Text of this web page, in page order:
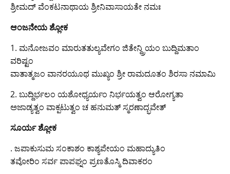
ಶ್ರೀಮದ್ ವೆಂಕಟನಾಥಾಯ ಶ್ರೀನಿವಾಸಾಯತೇ ನಮಃ
ಆಂಜನೇಯ ಶ್ಲೋಕ
1. ಮನೋಜವಂ ಮಾರುತತುಲ್ಯವೇಗಂ ಜಿತೇನ್ದ್ರಿಯಂ ಬುದ್ದಿಮತಾಂ
ವರಿಷ್ಟಂ
ವಾತಾತ್ಮಜಂ ವಾನರಯೂಥ ಮುಖ್ಯಂ ಶ್ರೀ ರಾಮದೂತಂ ಶಿರಸಾ ನಮಾಮಿ
2. ಬುದ್ದಿರ್ಭಲಂ ಯಶೋಧ್ಯರ್ಯಂ ನಿರ್ಭಯತ್ವಂ ಆರೋಗ್ಯತಾ
ಅಜಾಡ್ಯತ್ವಂ ವಾಕ್ಪಟುತ್ವಂ ಚ ಹನುಮತ್ ಸ್ಮರಣಾದ್ಭವೇತ್
ಸೂರ್ಯ ಶ್ಲೋಕ
. ಜಪಾಕುಸುಮ ಸಂಕಾಶಂ ಕಾಶ್ಯಪೇಯಂ ಮಹಾದ್ಯುತಿಂ
ತವೋರಿಂ ಸರ್ವ ಪಾಪಘ್ನಂ ಪ್ರಣತೊಸ್ಮಿ ದಿವಾಕರಂ